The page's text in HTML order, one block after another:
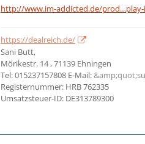
http://www.im-addicted.de/prod…play-
https://dealreich.de/
Sani Butt,
Mörikestr. 14 , 71139 Ehningen
Tel: 015237157808 E-Mail:
Registernummer: HRB 762335
Umsatzsteuer-ID: DE313789300